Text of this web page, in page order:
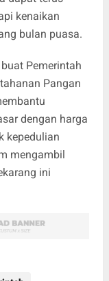
kenaikan
bulan puasa.
Pemerintah
Pangan
dengan harga
kepedulian
mengambil
ini